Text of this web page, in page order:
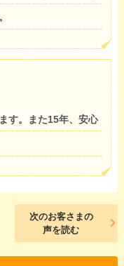
す。また15年、安心
次のお客さまの
声を読む